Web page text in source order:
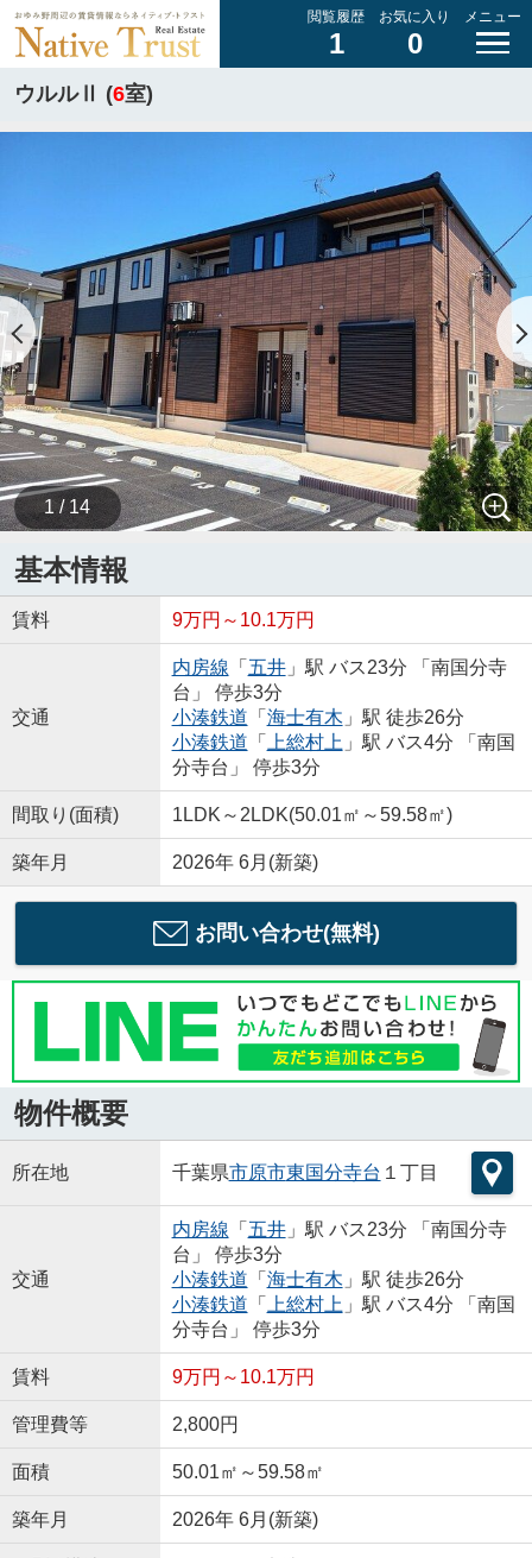
閲覧履歴
1
お気に入り
0
メニュー
ウルルⅡ (6室)
1 / 14
基本情報
賃料 9万円～10.1万円
交通
内房線 「 五井」駅 バス23分 「南国分寺
台」 停歩3分
小湊鉄道 「 海士有木 」駅 徒歩26分
小湊鉄道 「 上総村上 」駅 バス4分 「南国
分寺台」 停歩3分
間取り(面積) 1LDK～2LDK(50.01㎡～59.58㎡)
築年月 2026年 6月(新築)
お問い合わせ(無料)
物件概要
所在地 千葉県市原市東国分寺台 １丁目
交通
内房線 「 五井」駅 バス23分 「南国分寺
台」 停歩3分
小湊鉄道 「 海士有木 」駅 徒歩26分
小湊鉄道 「 上総村上 」駅 バス4分 「南国
分寺台」 停歩3分
賃料 9万円～10.1万円
管理費等 2,800円
面積 50.01㎡～59.58㎡
築年月 2026年 6月(新築)